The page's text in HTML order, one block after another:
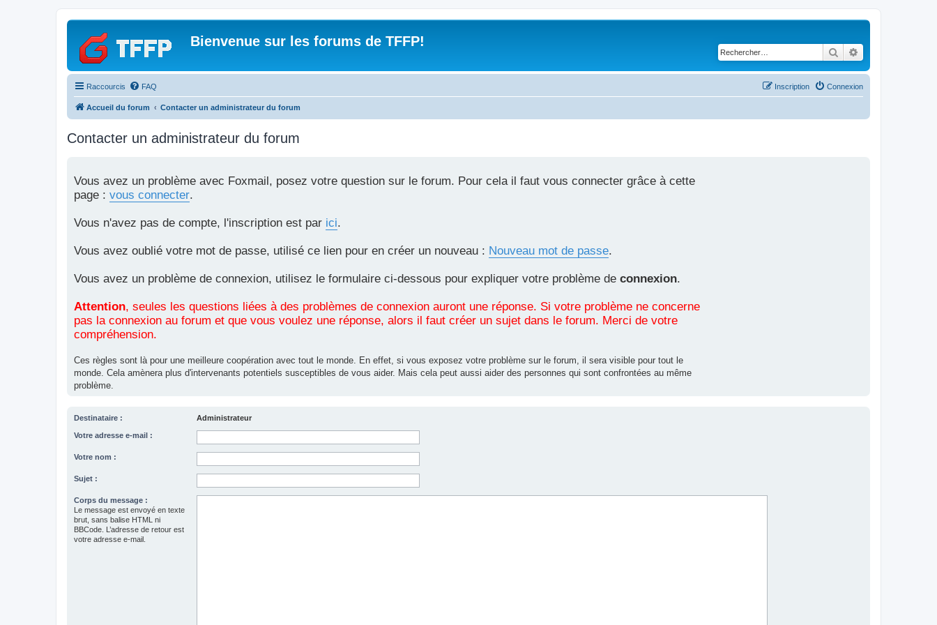
Bienvenue sur les forums de TFFP!
Rechercher
Raccourcis FAQ Connexion
Inscription
Accueil du forum Contacter un administrateur du forum
Contacter un administrateur du forum
Vous avez un problème avec Foxmail, posez votre question sur le forum. Pour cela il faut vous connecter grâce à cette
page : vous connecter.
Vous n'avez pas de compte, l'inscription est par ici.
Vous avez oublié votre mot de passe, utilisé ce lien pour en créer un nouveau : Nouveau mot de passe.
Vous avez un problème de connexion, utilisez le formulaire ci-dessous pour expliquer votre problème de connexion.
Attention, seules les questions liées à des problèmes de connexion auront une réponse. Si votre problème ne concerne
pas la connexion au forum et que vous voulez une réponse, alors il faut créer un sujet dans le forum. Merci de votre
compréhension.
Ces règles sont là pour une meilleure coopération avec tout le monde. En effet, si vous exposez votre problème sur le forum, il sera visible pour tout le
monde. Cela amènera plus d'intervenants potentiels susceptibles de vous aider. Mais cela peut aussi aider des personnes qui sont confrontées au même
problème.
Destinataire : Administrateur
Votre adresse e-mail :
Votre nom :
Sujet :
Corps du message :
Le message est envoyé en texte
brut, sans balise HTML ni
BBCode. L’adresse de retour est
votre adresse e-mail.